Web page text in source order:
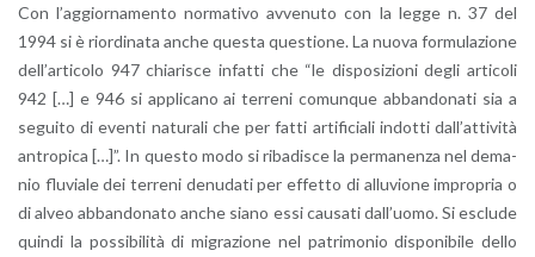
Con l’ag­gior­na­men­to nor­ma­ti­vo av­ve­nu­to con la legge n. 37 del
1994 si è rior­di­na­ta anche que­sta que­stio­ne. La nuova for­mu­la­zio­ne
del­l’ar­ti­co­lo 947 chia­ri­sce in­fat­ti che “le di­spo­si­zio­ni degli ar­ti­co­li
942 […] e 946 si ap­pli­ca­no ai ter­re­ni co­mun­que ab­ban­do­na­ti sia a
se­gui­to di even­ti na­tu­ra­li che per fatti ar­ti­fi­cia­li in­dot­ti dal­l’at­ti­vi­tà
an­tro­pi­ca […]”. In que­sto modo si ri­ba­di­sce la per­ma­nen­za nel de­ma­
nio flu­via­le dei ter­re­ni de­nu­da­ti per ef­fet­to di al­lu­vio­ne im­pro­pria o
di alveo ab­ban­do­na­to anche siano essi cau­sa­ti dal­l’uo­mo. Si esclu­de
quin­di la pos­si­bi­li­tà di mi­gra­zio­ne nel pa­tri­mo­nio di­spo­ni­bi­le dello